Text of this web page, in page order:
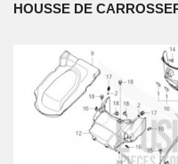
HOUSSE DE